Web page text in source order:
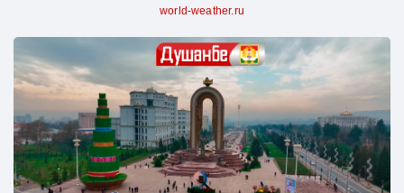
world-weather.ru